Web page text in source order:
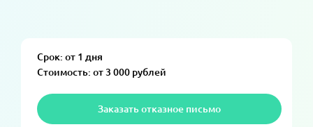
Срок: от 1 дня
Стоимость: от 3 000 рублей
Заказать отказное письмо